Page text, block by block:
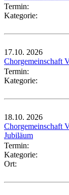
Termin:
Kategorie:
17.10. 2026
Chorgemeinschaft
Termin:
Kategorie:
18.10. 2026
Chorgemeinschaft
Jubiläum
Termin:
Kategorie:
Ort: